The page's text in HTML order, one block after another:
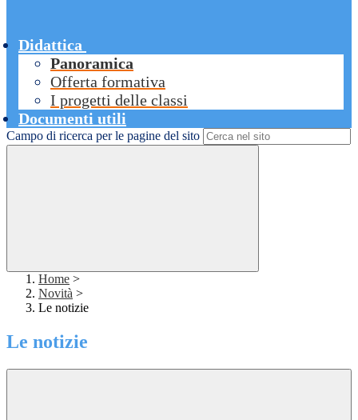
Didattica
Panoramica
Offerta formativa
I progetti delle classi
Documenti utili
Campo di ricerca per le pagine del sito
Home >
Novità >
Le notizie
Le notizie